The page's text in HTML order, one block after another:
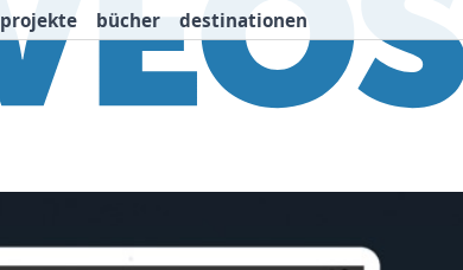
projekte bücher destinationen
Projekte Inspiration Destinationen